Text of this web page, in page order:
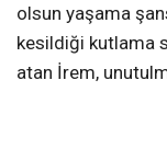
olsun yaşama
kesildiği kutlama
atan İrem,